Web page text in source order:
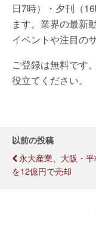
日7時）・夕刊（
ます。業界の最新
イベントや注目の
ご登録は無料です
役立てください。
以前の投稿
永大産業、大阪・
を12億円で売却